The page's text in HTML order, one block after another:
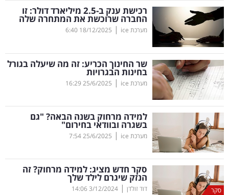
קריפטו
ויראלי
טלוויזיה
עסקי
ספורט
קריירה
ולימודים
מינויים
רייטינג
רכישת ענק ב-2.5 מיליארד דולר: זו
החברה שרוכשת את המתחרה שלה
מערכת ice |
18/12/2025
6:40
שר החינוך הכריע: זה מה שיעלה בגורל
בחינות הבגרויות
מערכת ice |
25/6/2025
16:29
למידה מרחוק בשנה הבאה? "גם
בשגרה ובוודאי בחירום"
מערכת ice |
25/6/2025
7:54
סקר
סקר חדש מציג: למידה מרחוק? זה
הנזק שיגרם לילד שלך
דוד זולדן |
3/12/2024
14:06